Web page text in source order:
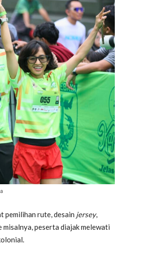
pemilihan rute, desain jersey,
misalnya, peserta diajak melewati